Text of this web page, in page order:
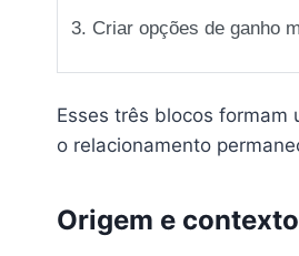
3. Criar opções de ganho
Esses três blocos formam
o relacionamento
Origem e